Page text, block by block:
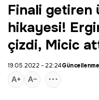
Finali getiren
hikayesi!
çizdi, Micic
19.05.2022 - 22:24